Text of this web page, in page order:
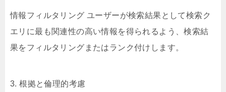
情報フィルタリング ユーザーが検索結果として検索ク
エリに最も関連性の高い情報を得られるよう、検索結
果をフィルタリングまたはランク付けします。
3. 根拠と倫理的考慮